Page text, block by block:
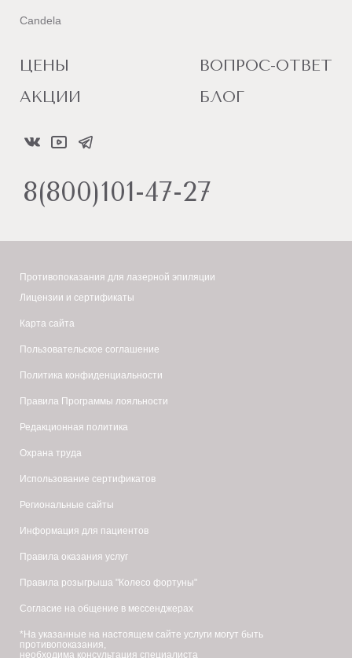
Candela
ЦЕНЫ
АКЦИИ
ВОПРОС-ОТВЕТ
БЛОГ
8(800)101-47-27
Противопоказания для лазерной эпиляции
Лицензии и сертификаты
Карта сайта
Пользовательское соглашение
Политика конфиденциальности
Правила Программы лояльности
Редакционная политика
Охрана труда
Использование сертификатов
Региональные сайты
Информация для пациентов
Правила оказания услуг
Правила розыгрыша "Колесо фортуны"
Согласие на общение в мессенджерах
*На указанные на настоящем сайте услуги могут быть
противопоказания,
необходима консультация специалиста